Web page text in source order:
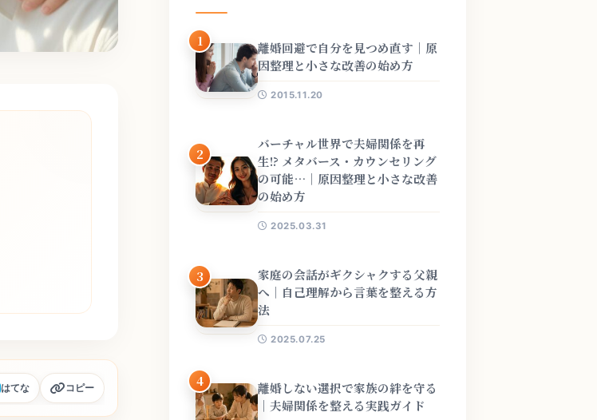
はてな コピー
1
離婚回避で自分を見つめ直す｜原
因整理と小さな改善の始め方
2015.11.20
2
バーチャル世界で夫婦関係を再
生!? メタバース・カウンセリング
の可能…｜原因整理と小さな改善
の始め方
2025.03.31
3
家庭の会話がギクシャクする父親
へ｜自己理解から言葉を整える方
法
2025.07.25
4
離婚しない選択で家族の絆を守る
｜夫婦関係を整える実践ガイド